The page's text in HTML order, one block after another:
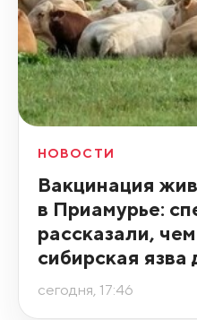
НОВОСТИ
Вакцинация
в Приамурье:
рассказали,
сибирская
сегодня, 17:46